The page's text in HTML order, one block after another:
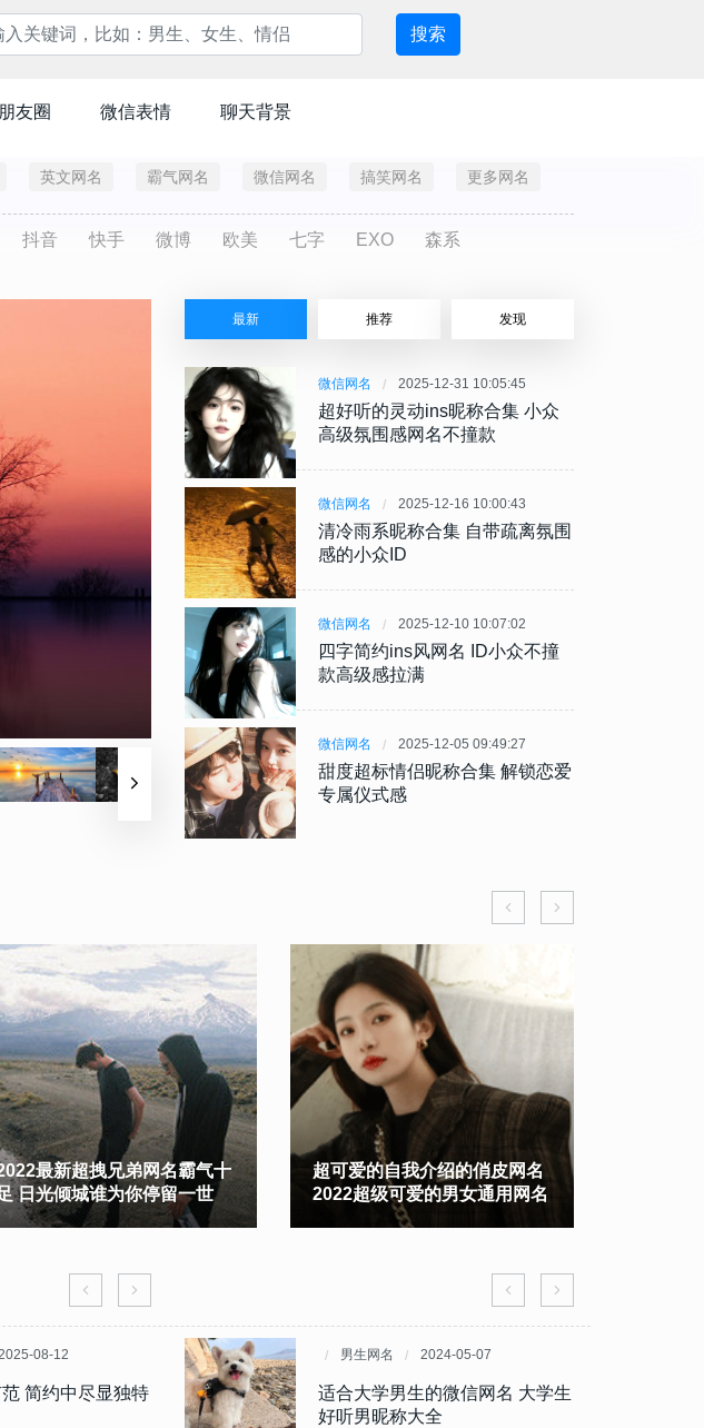
搜索
友圈 微信表情 聊天背景
英文网名 霸气网名 微信网名 搞笑网名 更多网名
抖音 快手 微博 欧美 七字 EXO 森系
最新 推荐 发现
微信网名 2025-12-31 10:05:45
超好听的灵动ins昵称合集 小众
高级氛围感网名不撞款
微信网名 2025-12-16 10:00:43
清冷雨系昵称合集 自带疏离氛围
感的小众ID
微信网名 2025-12-10 10:07:02
四字简约ins风网名 ID小众不撞
款高级感拉满
微信网名 2025-12-05 09:49:27
甜度超标情侣昵称合集 解锁恋爱
专属仪式感
最新超拽兄弟网名霸气十
日光倾城谁为你停留一世
超可爱的自我介绍的俏皮网名
2022超级可爱的男女通用网名
08-12
简约中尽显独特
男生网名 2024-06-12
很迷人的优质男生网名 彰显魅力
的气质昵称
04-02
男生网名 好听的
男生网名 2024-05-07
适合大学男生的微信网名 大学生
好听男昵称大全